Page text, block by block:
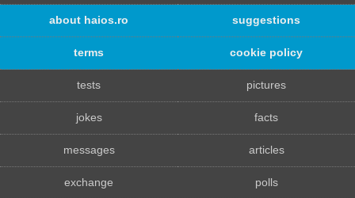
about haios.ro suggestions
terms cookie policy
tests pictures
jokes facts
messages articles
exchange polls